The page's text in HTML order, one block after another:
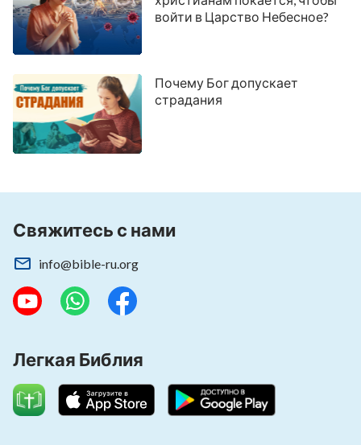
войти в Царство Небесное?
Почему Бог допускает
страдания
Свяжитесь с нами
info@bible-ru.org
Легкая Библия